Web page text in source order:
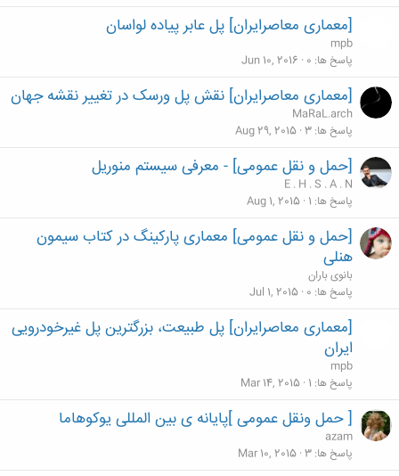
[معماری معاصرایران] پل عابر پیاده لواسان
mpb
پاسخ ها 0
Jun 10, 2016
[معماری معاصرایران] نقش پل ورسک در تغییر نقشه جهان
MaRaL.arch
پاسخ ها 3
Aug 29, 2015
[حمل و نقل عمومی] - معرفی سیستم منوریل
E . H . S . A . N
پاسخ ها 1
Aug 1, 2015
[حمل و نقل عمومی] معماری پارکینگ در کتاب سیمون
هنلی
بانوی باران
پاسخ ها 0
Jul 1, 2015
[معماری معاصرایران] پل طبیعت، بزرگترین پل غیرخودرویی
ایران
mpb
پاسخ ها 1
Mar 14, 2015
[ حمل ونقل عمومی ]پایانه ی بین المللی یوکوهاما
azam
پاسخ ها 3
Mar 10, 2015